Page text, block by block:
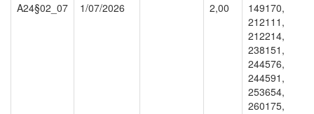
A24§02_07
1/07/2026 2,00
149170,
212111,
212214,
238151,
244576,
244591,
253654,
260175,